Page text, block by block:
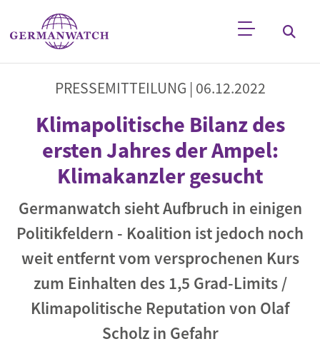
Direkt zum Inhalt
Stichwortsuche
PRESSEMITTEILUNG | 06.12.2022
Klimapolitische Bilanz des
ersten Jahres der Ampel:
Klimakanzler gesucht
Germanwatch sieht Aufbruch in einigen
Politikfeldern - Koalition ist jedoch noch
weit entfernt vom versprochenen Kurs
zum Einhalten des 1,5 Grad-Limits /
Klimapolitische Reputation von Olaf
Scholz in Gefahr